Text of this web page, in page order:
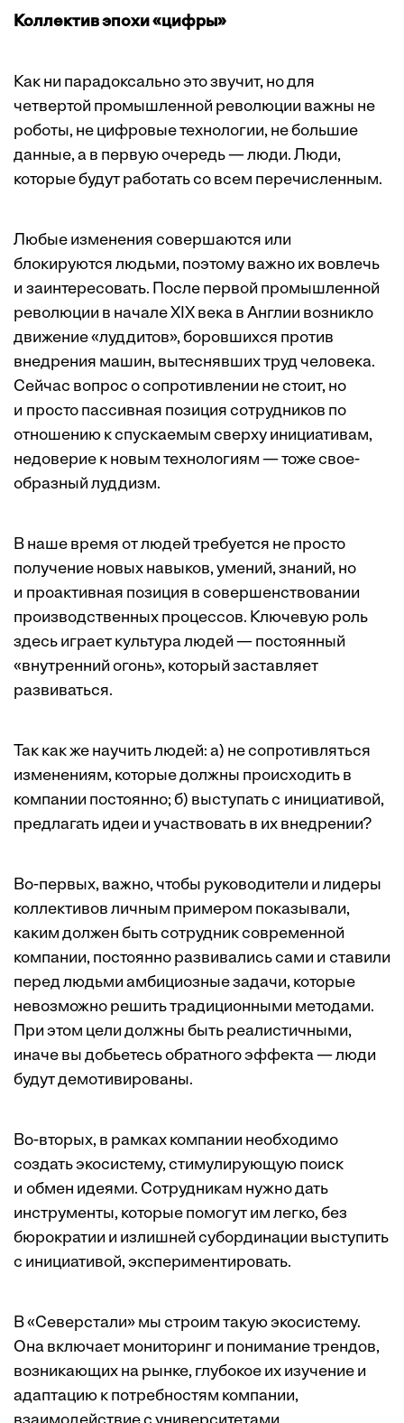
Коллектив эпохи «цифры»
Как ни парадоксально это звучит, но для
четвертой промышленной революции важны не
роботы, не цифровые технологии, не большие
данные, а в первую очередь — люди. Люди,
которые будут работать со всем перечисленным.
Любые изменения совершаются или
блокируются людьми, поэтому важно их вовлечь
и заинтересовать. После первой промышленной
революции в начале XIX века в Англии возникло
движение «луддитов», боровшихся против
внедрения машин, вытеснявших труд человека.
Сейчас вопрос о сопротивлении не стоит, но
и просто пассивная позиция сотрудников по
отношению к спускаемым сверху инициативам,
недоверие к новым технологиям — тоже свое­
образный луддизм.
В наше время от людей требуется не просто
получение новых навыков, умений, знаний, но
и проактивная позиция в совершенствовании
производственных процессов. Ключевую роль
здесь играет культура людей — постоянный
«внутренний огонь», который заставляет
развиваться.
Так как же научить людей: а) не сопротивляться
изменениям, которые должны происходить в
компании постоянно; б) выступать с инициативой,
предлагать идеи и участвовать в их внедрении?
Во-первых, важно, чтобы руководители и лидеры
коллективов личным примером показывали,
каким должен быть сотрудник современной
компании, постоянно развивались сами и ставили
перед людьми амбициозные задачи, которые
невозможно решить традиционными методами.
При этом цели должны быть реалистичными,
иначе вы добьетесь обратного эффекта — люди
будут демотивированы.
Во-вторых, в рамках компании необходимо
создать экосистему, стимулирующую поиск
и обмен идеями. Сотрудникам нужно дать
инструменты, которые помогут им легко, без
бюрократии и излишней субординации выступить
с инициативой, экспериментировать.
В «Северстали» мы строим такую экосистему.
Она включает мониторинг и понимание трендов,
возникающих на рынке, глубокое их изучение и
адаптацию к потребностям компании,